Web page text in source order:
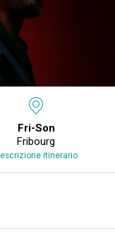
Fri-Son
Fribourg
itinerario